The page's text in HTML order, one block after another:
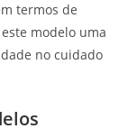
termos de
modelo uma
no cuidado